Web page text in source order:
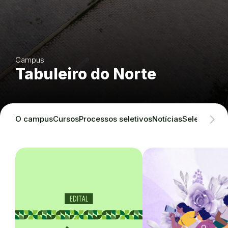
Campus
Tabuleiro do Norte
O campus NotíciasSeleções
CursosProcessos seletivos
Destaques